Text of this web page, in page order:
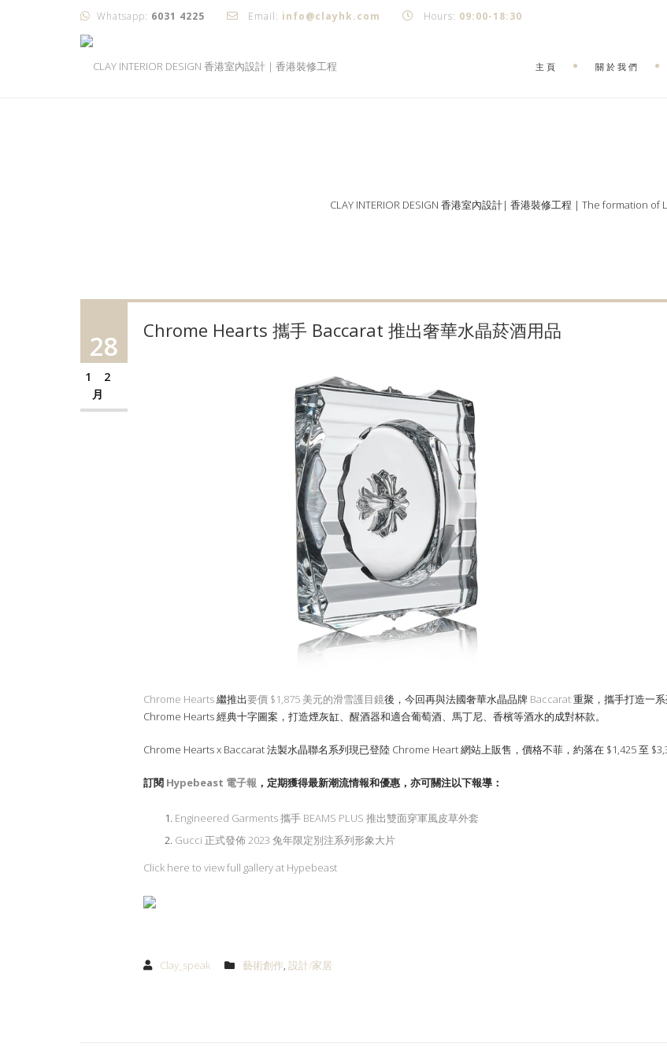
Whatsapp: 6031 4225 Email: info@clayhk.com Hours: 09:00-18:30
主頁 關於我們
CLAY INTERIOR DESIGN 香港室內設計| 香港裝修工程 | The formation of
28
12
月
Chrome Hearts 攜手 Baccarat 推出奢華水晶菸酒用品
Chrome Hearts繼推出要價 $1,875 美元的滑雪護目鏡後，今回再與法國奢華水晶品牌 Baccarat重聚，攜手打造一
Chrome Hearts 經典十字圖案，打造煙灰缸、醒酒器和適合葡萄酒、馬丁尼、香檳等酒水的成對杯款。
Chrome Hearts x Baccarat 法製水晶聯名系列現已登陸 Chrome Heart 網站上販售，價格不菲，約落在 $1,425 至
訂閱 Hypebeast 電子報 ，定期獲得最新潮流情報和優惠，亦可關注以下報導：
Engineered Garments 攜手 BEAMS PLUS 推出雙面穿軍風皮草外套
Gucci 正式發佈 2023 兔年限定別注系列形象大片
Click here to view full gallery at Hypebeast
Clay_speak 藝術創作, 設計/家居